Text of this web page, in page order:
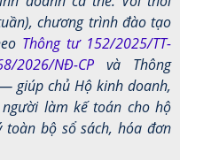
chương trình đào tạo
Thông tư 152/2025/TT-
2026/NĐ-CP và Thông
giúp chủ Hộ kinh doanh,
làm kế toán cho hộ
bộ sổ sách, hóa đơn